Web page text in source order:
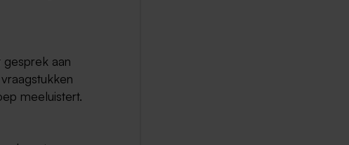
aan
meeluistert.